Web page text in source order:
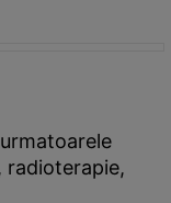
radioterapie,